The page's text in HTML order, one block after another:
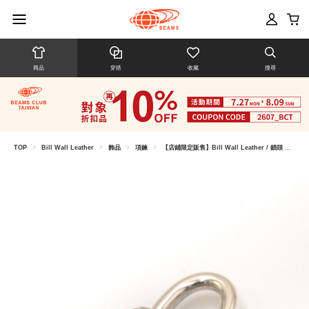
商品 穿搭 收藏 搜尋
TOP > Bill Wall Leather > 飾品 > 項鍊 > 【店鋪限定販售】Bill Wall Leather / 鎖頭 墜飾 BEAMS EXCLUSIVE